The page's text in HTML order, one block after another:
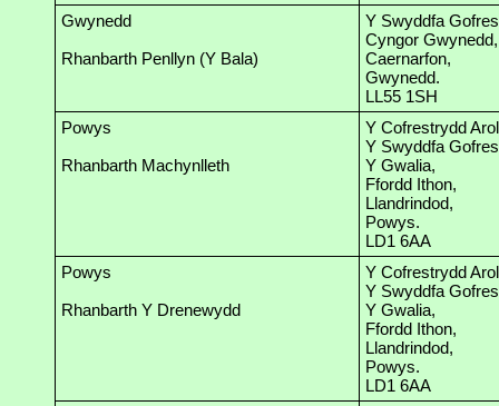
Gwynedd
Rhanbarth Penllyn (Y Bala)
Y Swyddfa
Cyngor Gwynedd,
Caernarfon,
Gwynedd.
LL55 1SH
Powys
Rhanbarth Machynlleth
Y Cofrestrydd
Y Swyddfa
Y Gwalia,
Ffordd Ithon,
Llandrindod,
Powys.
LD1 6AA
Powys
Rhanbarth Y Drenewydd
Y Cofrestrydd
Y Swyddfa
Y Gwalia,
Ffordd Ithon,
Llandrindod,
Powys.
LD1 6AA